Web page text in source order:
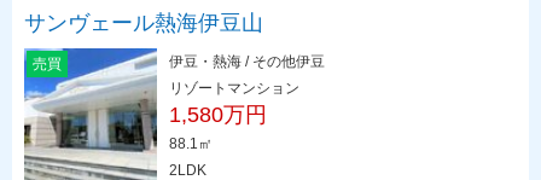
サンヴェール熱海伊豆山
売買
伊豆・熱海 / その他伊豆
リゾートマンション
1,580万円
88.1㎡
2LDK